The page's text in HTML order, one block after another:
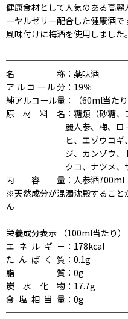
健康食材として人気のある高
ーヤルゼリー配合した健康酒で
風味付けに梅酒を使用しました。
名称 ：薬味酒
アルコール分 ：19％
純アルコール量 ：（60ml当た
原材料名 ：糖類（砂糖
麗人参、梅、ロ
ヒ、エゾウコ
ジ、カンゾウ、
クコ、ナツメ、
内容量 ：人参酒
※天然成分が混濁沈殿すること
ん
栄養成分表示 （100ml当たり）
エネルギ－ ：178kcal
たんぱく質 ：0.1g
脂質 ：0g
炭水化物 ：17.7g
食塩相当量 ：0g